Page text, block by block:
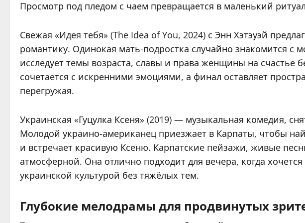
Просмотр под пледом с чаем превращается в маленький
Свежая «Идея тебя» (The Idea of You, 2024) с Энн Хэтэуэй
романтику. Одинокая мать-подростка случайно знакомится с
исследует темы возраста, славы и права женщины на счастье
сочетается с искренними эмоциями, а финал оставляет
перегружая.
Украинская «Гуцулка Ксеня» (2019) — музыкальная комедия,
Молодой украино-американец приезжает в Карпаты, чтобы
и встречает красивую Ксеню. Карпатские пейзажи, живые
атмосферной. Она отлично подходит для вечера, когда хочется
украинской культурой без тяжёлых тем.
Глубокие мелодрамы для продвинутых